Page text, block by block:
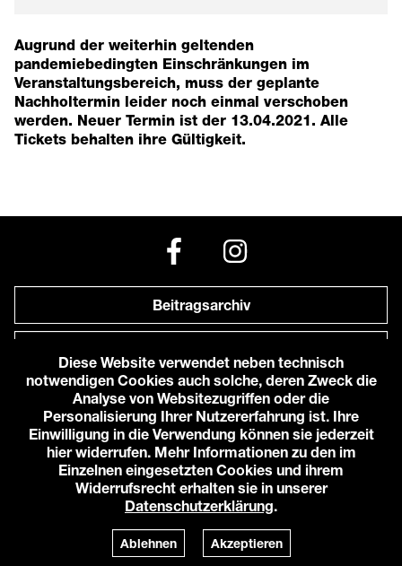
Augrund der weiterhin geltenden
pandemiebedingten Einschränkungen im
Veranstaltungsbereich, muss der geplante
Nachholtermin leider noch einmal verschoben
werden. Neuer Termin ist der 13.04.2021. Alle
Tickets behalten ihre Gültigkeit.
Beitragsarchiv
Anfahrt zu uns
© 2026 Karlstorbahnhof e.V.
Impressum
Datenschutzerklärung
Cookie-Einstellungen
Powered by
TWT Digital Health
Diese Website verwendet neben technisch
notwendigen Cookies auch solche, deren Zweck die
Analyse von Websitezugriffen oder die
Personalisierung Ihrer Nutzererfahrung ist. Ihre
Einwilligung in die Verwendung können sie jederzeit
hier widerrufen. Mehr Informationen zu den im
Einzelnen eingesetzten Cookies und ihrem
Widerrufsrecht erhalten sie in unserer
Datenschutzerklärung.
Ablehnen Akzeptieren